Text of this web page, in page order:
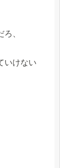
、
いけない